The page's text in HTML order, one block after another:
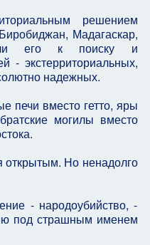
решением
Мадагаскар,
его к поиску и
- экстерриториальных,
надежных.
печи вместо гетто, яры
могилы вместо
открытым. Но ненадолго
- народоубийство, -
под страшным именем